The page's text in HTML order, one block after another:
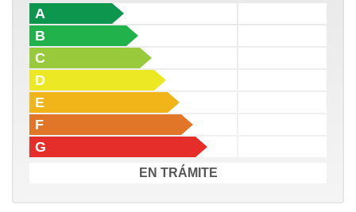
A
B
C
D
E
F
G
EN TRÁMITE